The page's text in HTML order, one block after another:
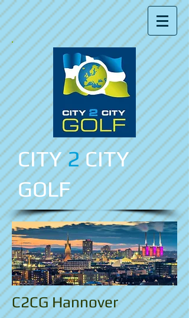
CITY2CITY
GOLF
C2CG Hannover